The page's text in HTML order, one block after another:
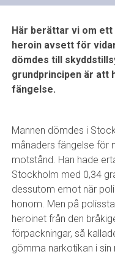
Här berättar vi om
heroin avsett för
dömdes till
grundprincipen är att
fängelse.
Mannen dömdes i
månaders fängelse för
motstånd. Han hade
Stockholm med 0,34
dessutom emot när
honom. Men på
heroinet från den
förpackningar, så
gömma narkotikan i sin